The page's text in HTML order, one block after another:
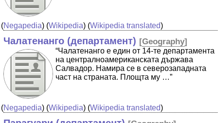
(Negapedia) (Wikipedia) (Wikipedia translated)
Чалатенанго (департамент) [Geography]
“Чалатенанго е един от 14-те департамента
на централноамериканската държава
Салвадор. Намира се в северозападната
част на страната. Площта му …”
(Negapedia) (Wikipedia) (Wikipedia translated)